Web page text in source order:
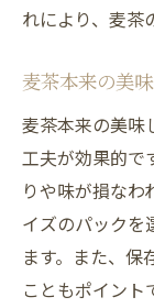
れにより、麦茶
麦茶本来の美
麦茶本来の美味
工夫が効果的で
りや味が損なわ
イズのパックを
ます。また、保
こともポイント